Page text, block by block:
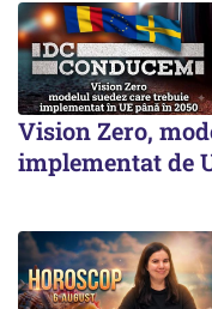
Vision Zero,
implementat de